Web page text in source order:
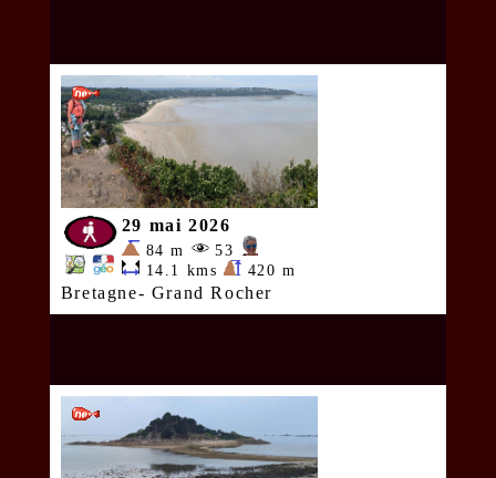
29 mai 2026
84 m
53
14.1 kms
420 m
Bretagne- Grand Rocher